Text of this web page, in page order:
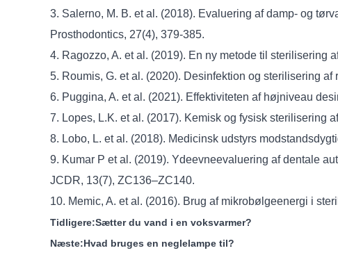
3. Salerno, M. B. et al. (2018). Evaluering af damp- og
Prosthodontics, 27(4), 379-385.
4. Ragozzo, A. et al. (2019). En ny metode til
5. Roumis, G. et al. (2020). Desinfektion og sterilisering
6. Puggina, A. et al. (2021). Effektiviteten af ​​højniveau
7. Lopes, L.K. et al. (2017). Kemisk og fysisk sterilisering
8. Lobo, L. et al. (2018). Medicinsk udstyrs
9. Kumar P et al. (2019). Ydeevneevaluering af dentale
JCDR, 13(7), ZC136–ZC140.
10. Memic, A. et al. (2016). Brug af mikrobølgeenergi i
Tidligere:Sætter du vand i en voksvarmer?
Næste:Hvad bruges en neglelampe til?